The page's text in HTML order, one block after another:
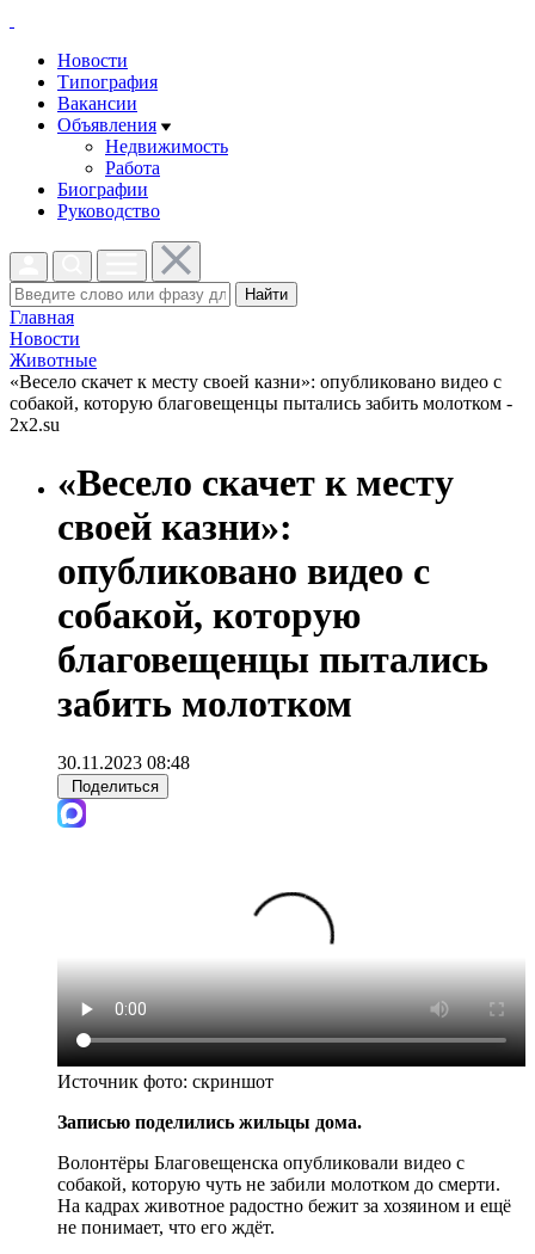
Новости
Типография
Вакансии
Объявления
Недвижимость
Работа
Биографии
Руководство
Найти
Главная
Новости
Животные
«Весело скачет к месту своей казни»: опубликовано видео с
собакой, которую благовещенцы пытались забить молотком -
2x2.su
«Весело скачет к месту
своей казни»:
опубликовано видео с
собакой, которую
благовещенцы пытались
забить молотком
30.11.2023 08:48
Поделиться
Источник фото: скриншот
Записью поделились жильцы дома.
Волонтёры Благовещенска опубликовали видео с
собакой, которую чуть не забили молотком до смерти.
На кадрах животное радостно бежит за хозяином и ещё
не понимает, что его ждёт.